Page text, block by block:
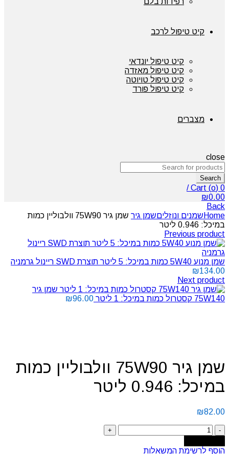
קיט טיפול לרכב
קיט טיפול יונדאי
קיט טיפול מאזדה
קיט טיפול טויוטה
קיט טיפול פורד
מצברים
close
Search
Cart (o) 0
/
₪0.00
Back
Home שמנים ונוזליםשמן גיר
שמן גיר 75W90 וולבוליין כמות
במיכל: 0.946 ליטר
Previous product
שמן מנוע 5W40 כמות במיכל: 5 ליטר תוצרת SWD ריינול גרמניה
₪134.00
Next product
שמן גיר
75W140 קסטרול כמות במיכל: 1 ליטר
₪96.00
שמן גיר 75W90 וולבוליין כמות
במיכל: 0.946 ליטר
₪82.00
הוסף לרשימת המשאלות